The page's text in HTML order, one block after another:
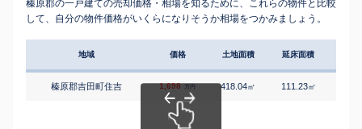
榛原郡の一戸建ての売却価格・相場を知るために、これらの物件と比較
して、自分の物件価格がいくらになりそうか相場をつかみましょう。
地域 価格 土地面積 延床面積
榛原郡吉田町住吉 1,698 万円 418.04㎡ 111.23㎡